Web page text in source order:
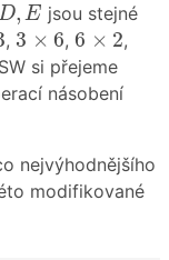
, E jsou stejné
, 3 × 6
3 ×6 ,6 × 2
6 ×2 ,
si přejeme
násobení
nejvýhodnějšího
modifikované